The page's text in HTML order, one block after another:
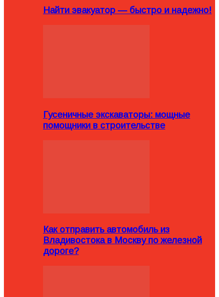
Найти эвакуатор — быстро и надежно!
Гусеничные экскаваторы: мощные
помощники в строительстве
Как отправить автомобиль из
Владивостока в Москву по железной
дороге?